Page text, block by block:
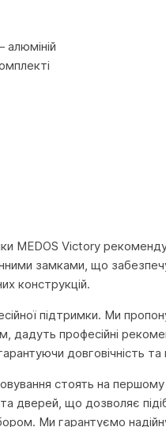
MEDOS Victory
замками, що
конструкцій.
підтримки. Ми
дадуть професійні
довговічність та
стоять на
дверей, що дозволяє
Ми гарантуємо